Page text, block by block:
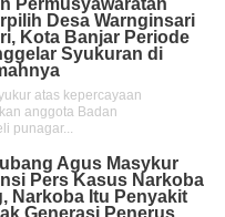
Permusyawaratan
Desa Warnginsari
Kota Banjar Periode
Syukuran di
atas kepercayaan
anggota Badan
punagar...
Agus Masykur
Pers Kasus Narkoba
Narkoba Itu Penyakit
Generasi Penerus